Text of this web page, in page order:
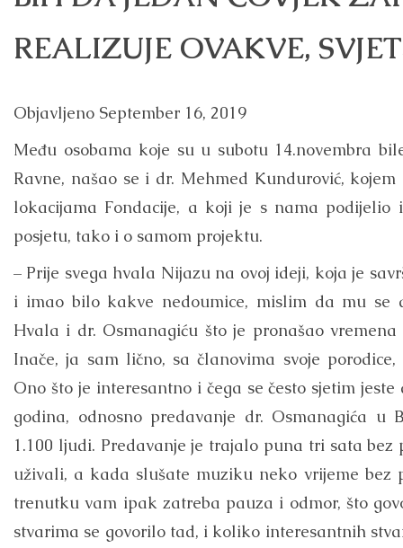
REALIZUJE OVAKVE,
Objavljeno September 16, 2019
Među osobama koje su u subotu 14.novembra
Ravne, našao se i dr. Mehmed Kundurović,
lokacijama Fondacije, a koji je s nama podijelio
posjetu, tako i o samom projektu.
– Prije svega hvala Nijazu na ovoj ideji, koja je
i imao bilo kakve nedoumice, mislim da mu se
Hvala i dr. Osmanagiću što je pronašao
Inače, ja sam lično, sa članovima svoje
Ono što je interesantno i čega se često sjetim
godina, odnosno predavanje dr. Osmanagića u
1.100 ljudi. Predavanje je trajalo puna tri sata bez
uživali, a kada slušate muziku neko vrijeme bez
trenutku vam ipak zatreba pauza i odmor, što
stvarima se govorilo tad, i koliko interesantnih